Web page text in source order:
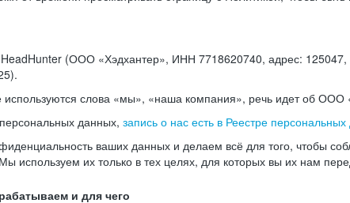
(ООО «Хэдхантер», ИНН 7718620740, адрес: 125047,
используются слова «мы», «наша компания», речь идет об ООО
данных, запись о нас есть в Реестре
ваших данных и делаем всё для того, чтобы
используем их только в тех целях, для которых вы их нам
и для чего